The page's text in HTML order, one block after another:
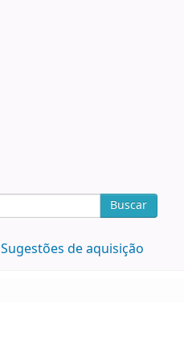
Buscar
Sugestões de aquisição